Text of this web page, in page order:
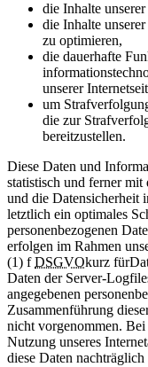
die Inhalte
die Inhalte
zu optimieren,
die dauerhafte
unserer
um
die zur
bereitzustellen.
Diese Daten und
statistisch und ferner mit
und die Datensicherheit
letztlich ein optimales
personenbezogenen
erfolgen im Rahmen
(1) fDSGVOkurz für
Daten der Server-
angegebenen
Zusammenführung
nicht vorgenommen.
Nutzung unseres
diese Daten